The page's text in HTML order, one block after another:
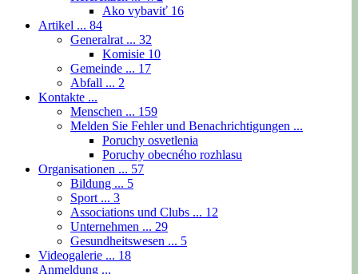
Ako vybaviť 16
Artikel ... 84
Generalrat ... 32
Komisie 10
Gemeinde ... 17
Abfall ... 2
Kontakte ...
Menschen ... 159
Melden Sie Fehler und Benachrichtigungen ...
Poruchy osvetlenia
Poruchy obecného rozhlasu
Organisationen ... 57
Bildung ... 5
Sport ... 3
Associations und Clubs ... 12
Unternehmen ... 29
Gesundheitswesen ... 5
Videogalerie ... 18
Anmeldung ...